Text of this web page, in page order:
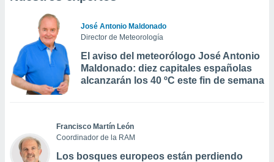
José Antonio Maldonado
Director de Meteorología
El aviso del meteorólogo José Antonio
Maldonado: diez capitales españolas
alcanzarán los 40 ºC este fin de semana
Francisco Martín León
Coordinador de la RAM
Los bosques europeos están perdiendo